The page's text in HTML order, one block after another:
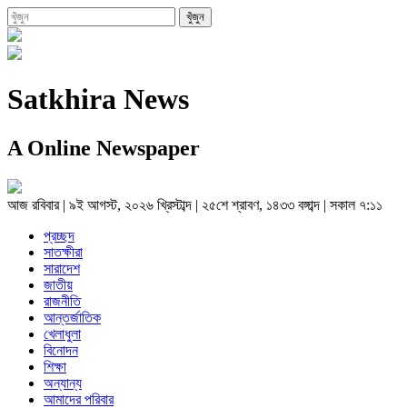
Satkhira News
A Online Newspaper
আজ রবিবার| ৯ই আগস্ট, ২০২৬ খ্রিস্টাব্দ | ২৫শে শ্রাবণ, ১৪৩৩ বঙ্গাব্দ | সকাল ৭:১১
প্রচ্ছদ
সাতক্ষীরা
সারাদেশ
জাতীয়
রাজনীতি
আন্তর্জাতিক
খেলাধুলা
বিনোদন
শিক্ষা
অন্যান্য
আমাদের পরিবার